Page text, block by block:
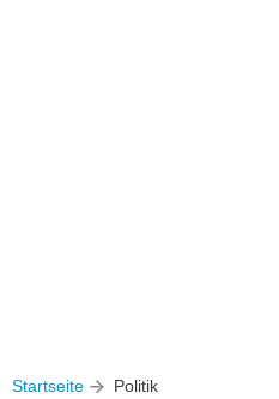
Startseite Politik